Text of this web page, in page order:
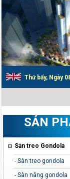
Thứ bẩy, Ngày
SẢN
Sàn treo Gondola
- Sàn treo gondola
- Sàn nâng gondola